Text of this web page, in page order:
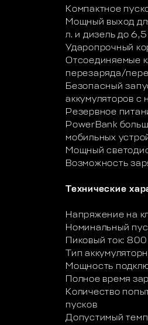
Компактное
Мощный выход
л. и дизель до 6,5
Ударопрочный
Отсоединяемые
перезаряда/
Безопасный
аккумуляторов с
Резервное
PowerBank
мобильных
Мощный
Возможность
Технические
Напряжение на
Номинальный
Пиковый ток:
Тип
Мощность
Полное время
Количество
пусков
Допустимый